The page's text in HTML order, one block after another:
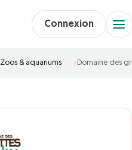
Connexion
Zoos & aquariums Domaine des